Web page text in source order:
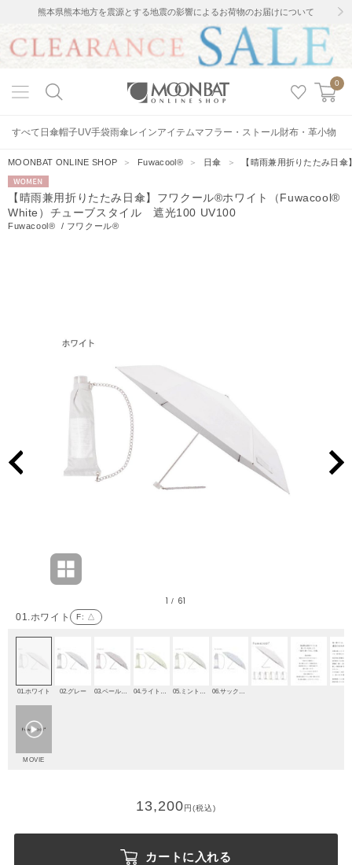
熊本県熊本地方を震源とする地震の影響によるお荷物のお届けについて
0
すべて 日傘帽子UV手袋雨傘レインアイテムマフラー・ストール財布・革小物
MOONBAT ONLINE SHOP ＞ Fuwacool® ＞ 日傘 ＞ 【晴雨兼用折りたたみ日
WOMEN
【晴雨兼用折りたたみ日傘】フワクール®ホワイト（Fuwacool®
White）チューブスタイル 遮光100 UV100
Fuwacool® / フワクール®
01.ホワイト F: △
1 / 61
01.ホワイト 02.グレー
MOVIE
13,200円(税込)
カートに入れる